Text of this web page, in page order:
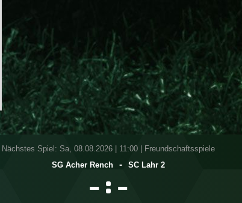
Nächstes Spiel: Sa, 08.08.2026
11:00 | Freundschaftsspiele
SG Acher Rench
- SC Lahr 2
 : 